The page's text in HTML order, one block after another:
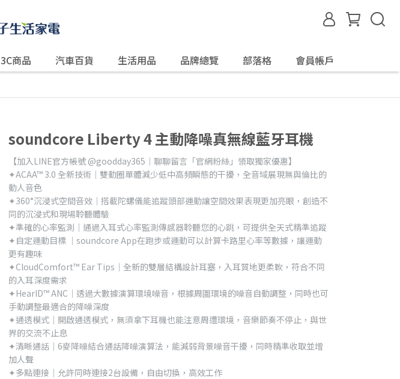
3C商品 汽車百貨 生活用品 品牌總覽 部落格 會員帳戶
soundcore Liberty 4 主動降噪真無線藍牙耳機
【加入LINE官方帳號 @goodday365｜聊聊留言「官網粉絲」領取獨家優惠】
✦ACAA™ 3.0 全新技術｜雙動圈單體減少低中高頻瞬態的干擾，全音域展現無與倫比的
動人音色
✦360°沉浸式空間音效｜搭載陀螺儀能追蹤頭部運動讓空間效果表現更加亮眼，創造不
同的沉浸式和現場聆聽體驗
✦準確的心率監測｜通過入耳式心率監測傳感器聆聽您的心跳，可提供全天式精準追蹤
✦自定運動目標 ｜soundcore App在跑步或運動可以計算卡路里心率等數據，讓運動
更有趣味
✦CloudComfort™ Ear Tips｜全新的雙層結構設計耳塞，入耳質地更柔軟，符合不同
的入耳深度需求
✦HearID™ ANC｜透過大數據演算環境噪音，根據周圍環境的噪音自動調整，同時也可
手動調整最適合的降噪深度
✦通透模式｜開啟通透模式，無須拿下耳機也能注意周遭環境，音樂節奏不停止，與世
界的交流不止息
✦清晰通話｜6麥降噪結合通話降噪演算法，能減弱背景噪音干擾，同時精準收取並增
加人聲
✦多點連接｜允許同時連接2台設備，自由切換，高效工作